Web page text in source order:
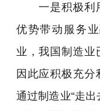
一是积极利用
优势带动服务
业，我国制造业
因此应积极充分
通过制造业“走出